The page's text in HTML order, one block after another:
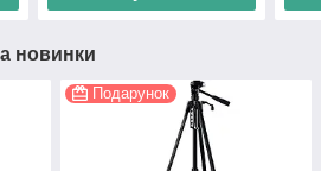
новинки
Подарунок